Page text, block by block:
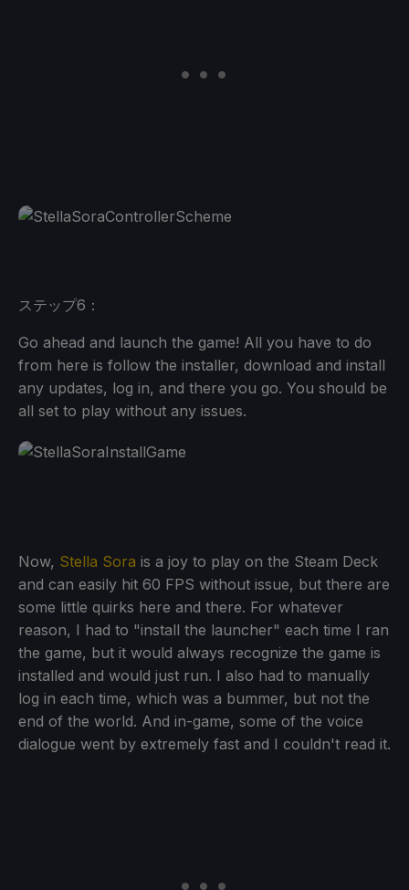
ステップ6：
Go ahead and launch the game! All you have to do
from here is follow the installer, download and install
any updates, log in, and there you go. You should be
all set to play without any issues.
Now, Stella Sora is a joy to play on the Steam Deck
and can easily hit 60 FPS without issue, but there are
some little quirks here and there. For whatever
reason, I had to "install the launcher" each time I ran
the game, but it would always recognize the game is
installed and would just run. I also had to manually
log in each time, which was a bummer, but not the
end of the world. And in-game, some of the voice
dialogue went by extremely fast and I couldn't read it.